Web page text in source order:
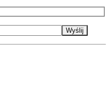
Wyślij